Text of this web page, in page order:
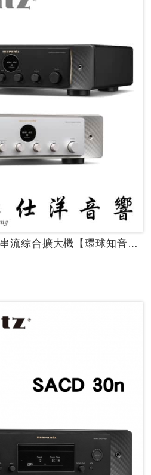
Marantz MODEL 40n 串流綜合擴大機【環球知音公司貨保固】~日本原...